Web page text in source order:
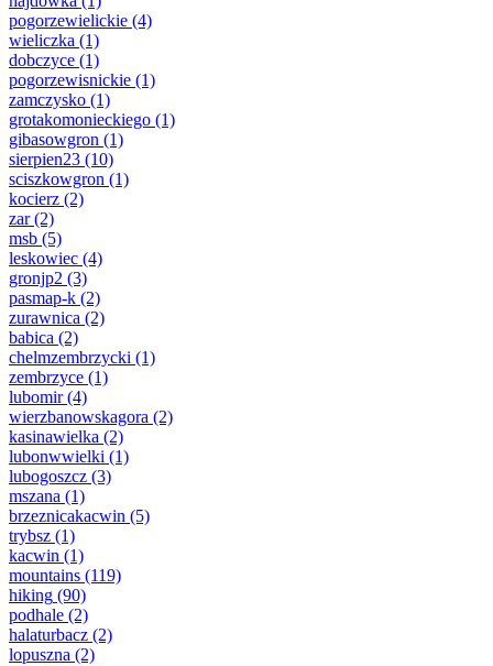
pogorzewielickie (4)
wieliczka (1)
dobczyce (1)
pogorzewisnickie (1)
zamczysko (1)
grotakomonieckiego (1)
gibasowgron (1)
sierpien23 (10)
sciszkowgron (1)
kocierz (2)
zar(2)
msb (5)
leskowiec (4)
gronjp2 (3)
pasmap-k (2)
zurawnica (2)
babica (2)
chelmzembrzycki (1)
zembrzyce (1)
lubomir(4)
wierzbanowskagora (2)
kasinawielka (2)
lubonwwielki (1)
lubogoszcz (3)
mszana (1)
brzeznicakacwin (5)
trybsz (1)
kacwin (1)
mountains (119)
hiking (90)
podhale (2)
halaturbacz (2)
lopuszna (2)